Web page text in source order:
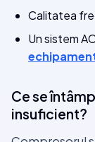
Calitatea
Un sistem
Ce se
insuficient?